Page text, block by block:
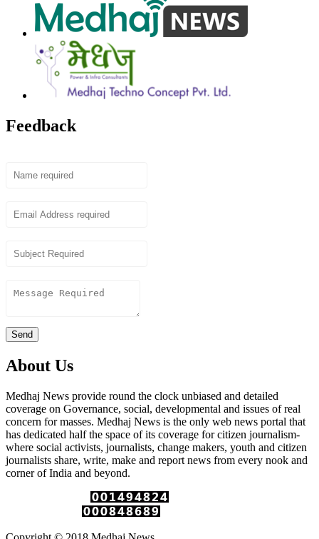
Feedback
Send
About Us
Medhaj News provide round the clock unbiased and detailed
coverage on Governance, social, developmental and issues of real
concern for masses. Medhaj News is the only web news portal that
has dedicated half the space of its coverage for citizen journalism-
where social activists, journalists, change makers, youth and citizen
journalists share, write, make and report news from every nook and
corner of India and beyond.